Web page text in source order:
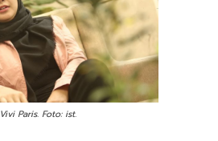
Vivi Paris. Foto: ist.